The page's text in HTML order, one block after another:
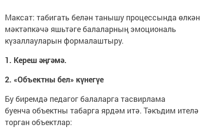
Максат: табигать белән танышу процессында өлкән
мәктәпкәчә яшьтәге балаларның эмоциональ
күзаллауларын формалаштыру.
1. Кереш әңгәмә.
2. «Объектны бел» күнегүе
Бу биремдә педагог балаларга тасвирлама
буенча объектны табарга ярдәм итә. Тәкъдим ителә
торган объектлар: